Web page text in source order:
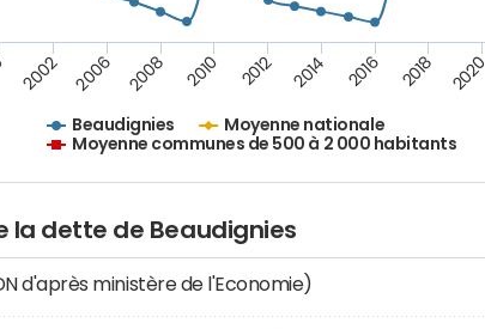
Beaudignies
Moyenne nationale
Moyenne communes de 500 à 2 000 habitants
2002 2006 2008 2010 2012 2014 2016 2018 2020
la dette de Beaudignies
d'après ministère de l'Economie)